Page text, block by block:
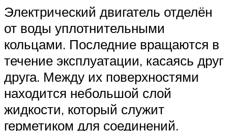
Электрический двигатель отделён
от воды уплотнительными
кольцами. Последние вращаются в
течение эксплуатации, касаясь друг
друга. Между их поверхностями
находится небольшой слой
жидкости, который служит
герметиком для соединений.